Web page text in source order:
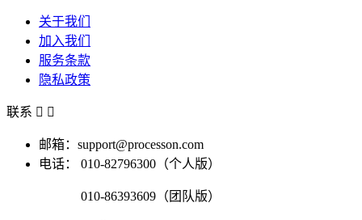
关于我们
加入我们
服务条款
隐私政策
联系  
邮箱：support@processon.com
电话：
010-82796300（个人版）
010-86393609（团队版）